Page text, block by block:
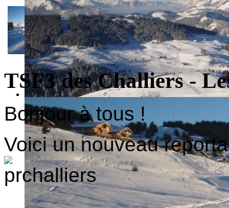
TSF3 des Challiers -
Bonjour à tous !
Voici un nouveau